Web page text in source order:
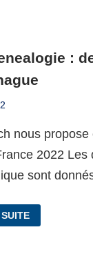
:
nous propose
2022
sont